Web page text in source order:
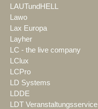
LAUTundHELL
Lawo
Lax Europa
Layher
LC - the live company
LClux
LCPro
LD Systems
LDDE
LDT Veranstaltungsservice